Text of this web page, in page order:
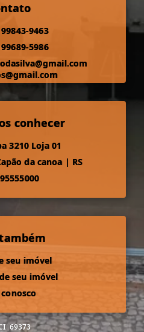
9463
5986
conhecer
3210 Loja 01
da canoa | RS
seu imóvel
seu imóvel
69373